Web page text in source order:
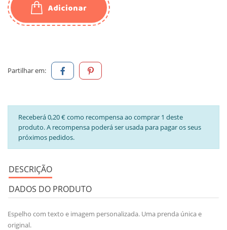
Adicionar
Partilhar em:
Receberá 0,20 € como recompensa ao comprar 1 deste
produto. A recompensa poderá ser usada para pagar os seus
próximos pedidos.
DESCRIÇÃO
DADOS DO PRODUTO
Espelho com texto e imagem personalizada. Uma prenda única e
original.